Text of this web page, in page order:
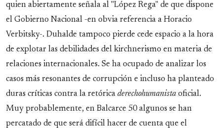
quien abiertamente señala al "López Rega" de que dispone
el Gobierno Nacional -en obvia referencia a Horacio
Verbitsky-. Duhalde tampoco pierde cede espacio a la hora
de explotar las debilidades del kirchnerismo en materia de
relaciones internacionales. Se ha ocupado de analizar los
casos más resonantes de corrupción e incluso ha planteado
duras críticas contra la retórica derechohumanista oficial.
Muy probablemente, en Balcarce 50 algunos se han
percatado de que será difícil hacer de cuenta que el